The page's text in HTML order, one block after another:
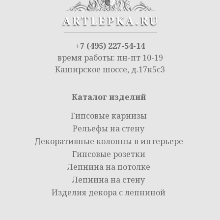
+7 (495) 227-54-14
время работы: пн-пт 10-19
Каширское шоссе, д.17к5с3
Каталог изделий
Гипсовые карнизы
Рельефы на стену
Декоративные колонны в интерьере
Гипсовые розетки
Лепнина на потолке
Лепнина на стену
Изделия декора с лепниной